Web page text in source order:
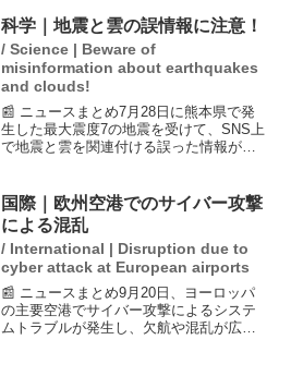
「NHK ONE」のアカウント登録手続きに
おいて、一部...
科学｜地震と雲の誤情報に注意！
/ Science | Beware of
misinformation about earthquakes
and clouds!
📰 ニュースまとめ7月28日に熊本県で発
生した最大震度7の地震を受けて、SNS上
で地震と雲を関連付ける誤った情報が拡
誤情報に対する注意を呼び掛けていま
す。また、珍しい形...
国際｜欧州空港でのサイバー攻撃
による混乱
/ International | Disruption due to
cyber attack at European airports
📰 ニュースまとめ9月20日、ヨーロッパ
の主要空港でサイバー攻撃によるシステ
ムトラブルが発生し、欠航や混乱が広が